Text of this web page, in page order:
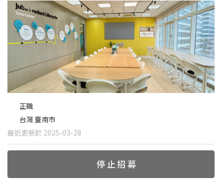
正職
台灣 臺南市
最近更新於 2025-03-28
停止招募